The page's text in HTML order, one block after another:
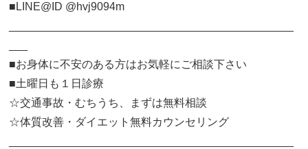
■LINE@ID @hvj9094m
■お身体に不安のある方はお気軽にご相談下さい
■土曜日も１日診療
☆交通事故・むちうち、まずは無料相談
☆体質改善・ダイエット無料カウンセリング